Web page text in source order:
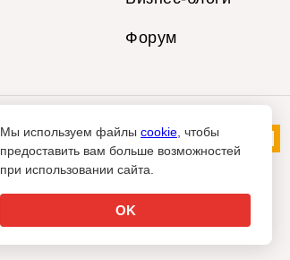
Форум
Мы используем файлы cookie , чтобы
предоставить вам больше возможностей
при использовании сайта.
OK